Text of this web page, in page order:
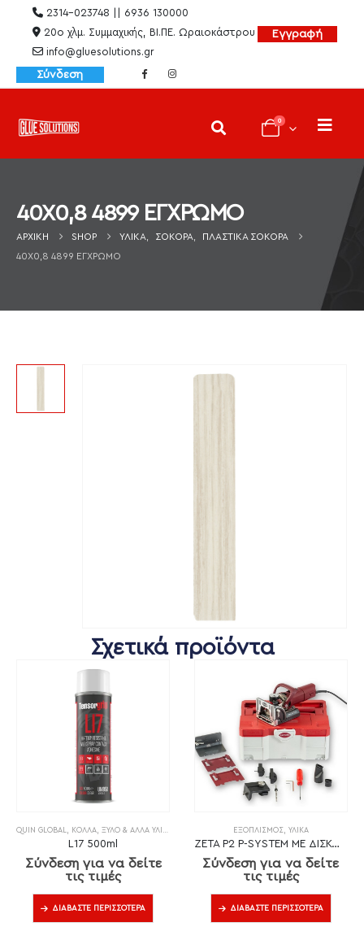
2314-023748 || 6936 130000
20ο χλμ. Συμμαχικής, ΒΙ.ΠΕ. Ωραιοκάστρου
info@gluesolutions.gr
Εγγραφή
Σύνδεση
0
40X0,8 4899 ΕΓΧΡΩΜΟ
ΑΡΧΙΚΉ SHOP ΥΛΙΚΆ, ΣΌΚΟΡΑ,
ΠΛΑΣΤΙΚΆ ΣΌΚΟΡΑ
40X0,8 4899 ΕΓΧΡΩΜΟ
Σχετικά προϊόντα
QUIN GLOBAL, ΚΌΛΛΑ,ΞΎΛΟ & ΆΛΛΑ ΥΛΙΚΆ
L17 500ml
Σύνδεση για να δείτε
τις τιμές
ΔΙΑΒΆΣΤΕ ΠΕΡΙΣΣΌΤΕΡΑ
ΕΞΟΠΛΙΣΜΌΣ, ΥΛΙΚΆ
ZETA P2 P-SYSTEM ΜΕ ΔΙΣΚΟ DP (ΔΙΑΜΑΝΤΙ)
Σύνδεση για να δείτε
τις τιμές
ΔΙΑΒΆΣΤΕ ΠΕΡΙΣΣΌΤΕΡΑ